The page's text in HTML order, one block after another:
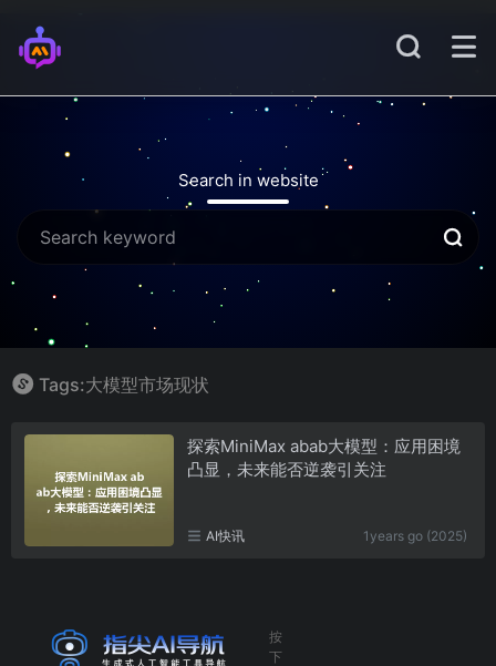
Search in website
Tags:大模型市场现状
探索MiniMax abab大模型：应用困境
凸显，未来能否逆袭引关注
AI快讯 1years go (2025)
按
下